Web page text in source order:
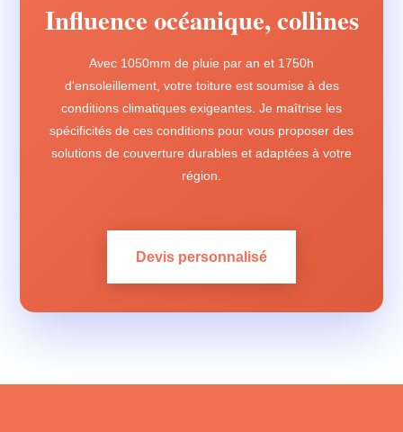
Influence océanique, collines
Avec 1050mm de pluie par an et 1750h
d'ensoleillement, votre toiture est soumise à des
conditions climatiques exigeantes. Je maîtrise les
spécificités de ces conditions pour vous proposer des
solutions de couverture durables et adaptées à votre
région.
Devis personnalisé